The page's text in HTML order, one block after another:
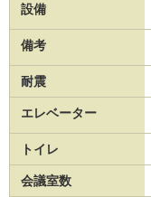
設備
備考
耐震
エレベーター
トイレ
会議室数